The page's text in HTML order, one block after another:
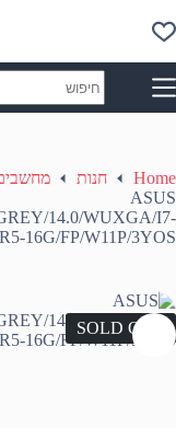
to
content
results
Home חנות
ASUS
14.0/WUXGA/I7-
16G/FP/W11P/3YOS
SOLD OUT